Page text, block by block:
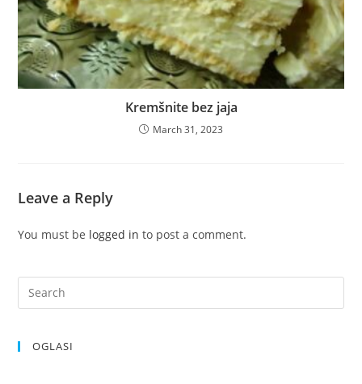
Kremšnite bez jaja
March 31, 2023
Leave a Reply
You must be logged in to post a comment.
OGLASI